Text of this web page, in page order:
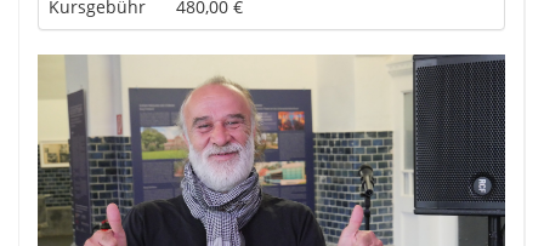
Kursgebühr
480,00 €